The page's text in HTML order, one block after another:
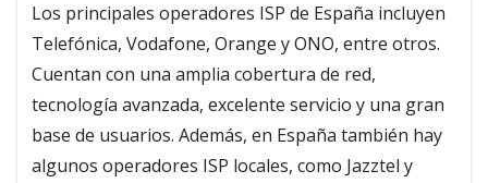
Los principales operadores ISP de España incluyen
Telefónica, Vodafone, Orange y ONO, entre otros.
Cuentan con una amplia cobertura de red,
tecnología avanzada, excelente servicio y una gran
base de usuarios. Además, en España también hay
algunos operadores ISP locales, como Jazztel y